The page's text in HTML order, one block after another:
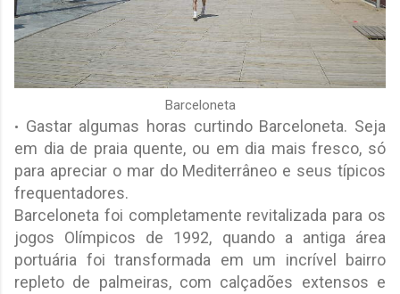
Barceloneta
• Gastar algumas horas curtindo Barceloneta. Seja
em dia de praia quente, ou em dia mais fresco, só
para apreciar o mar do Mediterrâneo e seus típicos
frequentadores.
Barceloneta foi completamente revitalizada para os
jogos Olímpicos de 1992, quando a antiga área
portuária foi transformada em um incrível bairro
repleto de palmeiras, com calçadões extensos e